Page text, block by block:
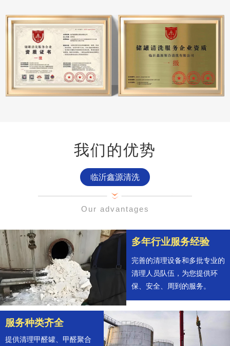
我们的优势
临沂鑫源清洗
Our advantages
多年行业服务经验
完善的清理设备和多批专业的
清理人员队伍，为您提供环
保、安全、周到的服务。
服务种类齐全
提供清理甲醛罐、甲醛聚合